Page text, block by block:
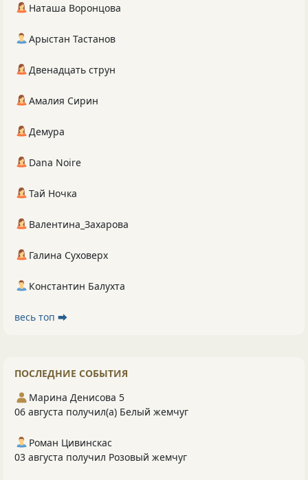
Наташа Воронцова
Арыстан Тастанов
Двенадцать струн
Амалия Сирин
Демура
Dana Noire
Тай Ночка
Валентина_Захарова
Галина Суховерх
Константин Балухта
весь топ ⮕
ПОСЛЕДНИЕ СОБЫТИЯ
Марина Денисова 5
06 августа получил(а) Белый жемчуг
Роман Цивинскас
03 августа получил Розовый жемчуг